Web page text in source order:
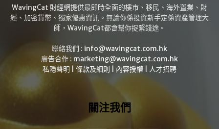
WavingCat 財經網提供最即時全面的樓市、移民、海外置業、財
經、加密貨幣、獨家優惠資訊。無論你係投資新手定係資產管理大
師，WavingCat都會幫你捉緊錢途。
聯絡我們 : info@wavingcat.com.hk
廣告合作 : marketing@wavingcat.com.hk
私隱聲明
條款及細則 內容授權 人才招聘
關注我們